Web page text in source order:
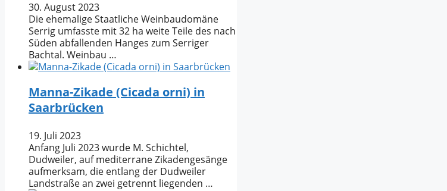
30. August 2023
Die ehemalige Staatliche Weinbaudomäne
Serrig umfasste mit 32 ha weite Teile des nach
Süden abfallenden Hanges zum Serriger
Bachtal. Weinbau …
Manna-Zikade (Cicada orni) in
Saarbrücken
19. Juli 2023
Anfang Juli 2023 wurde M. Schichtel,
Dudweiler, auf mediterrane Zikadengesänge
aufmerksam, die entlang der Dudweiler
Landstraße an zwei getrennt liegenden …